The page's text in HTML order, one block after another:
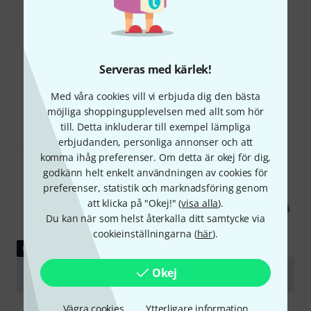
Serveras med kärlek!
Med våra cookies vill vi erbjuda dig den bästa
möjliga shoppingupplevelsen med allt som hör
till. Detta inkluderar till exempel lämpliga
erbjudanden, personliga annonser och att
komma ihåg preferenser. Om detta är okej för dig,
godkänn helt enkelt användningen av cookies för
preferenser, statistik och marknadsföring genom
att klicka på "Okej!" (visa alla).
Du kan när som helst återkalla ditt samtycke via
cookieinställningarna (här).
Okej
Vägra cookies Ytterligare information
Visste du?
Alla Onlineguide
GUIDE
Violas